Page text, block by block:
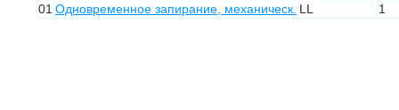
01 Одновременное запирание, механическ. LL 1